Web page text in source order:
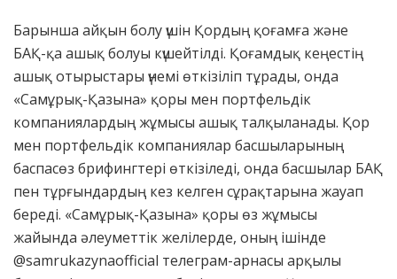
Барынша айқын болу үшін Қордың қоғамға және
БАҚ-қа ашық болуы күшейтілді. Қоғамдық кеңестің
ашық отырыстары үнемі өткізіліп тұрады, онда
«Самұрық-Қазына» қоры мен портфельдік
компаниялардың жұмысы ашық талқыланады. Қор
мен портфельдік компаниялар басшыларының
баспасөз брифингтері өткізіледі, онда басшылар БАҚ
пен тұрғындардың кез келген сұрақтарына жауап
береді. «Самұрық-Қазына» қоры өз жұмысы
жайында әлеуметтік желілерде, оның ішінде
@samrukazynaofficial телеграм-арнасы арқылы